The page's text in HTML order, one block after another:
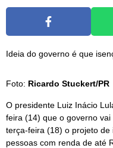
Ideia do governo é que
Foto: Ricardo Stuckert/PR
O presidente Luiz Inácio
feira (14) que o governo
terça-feira (18) o projeto
pessoas com renda de até